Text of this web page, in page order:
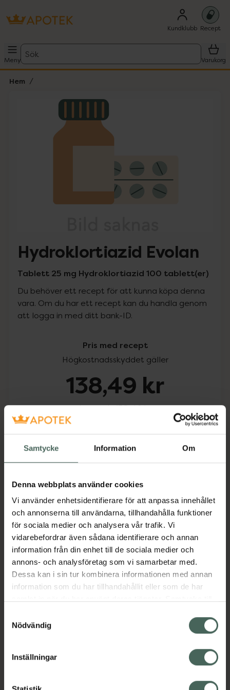
Samtycke Information Om
Denna webbplats använder cookies
Vi använder enhetsidentifierare för att anpassa innehållet
och annonserna till användarna, tillhandahålla funktioner
för sociala medier och analysera vår trafik. Vi
vidarebefordrar även sådana identifierare och annan
information från din enhet till de sociala medier och
annons- och analysföretag som vi samarbetar med.
Dessa kan i sin tur kombinera informationen med annan
information som du har tillhandahållit eller som de har
återkalla ditt samtycke via webbplatsens
cookieinställningar. Ett återkallat samtycke påverkar inte
lagligheten av behandling som skett innan återkallelsen.
Nödvändig
Inställningar
Kundklubb Recept
Meny
Sök
Varukorg
Hem
Lista: . Innehåller 1 objekt.
Hydroklortiazid Evolan
Tablett 25 mg Hydroklortiazid 100 tablett(er)
Du behöver ett recept för att kunna köpa denna
vara. Om du har ett recept kan du handla genom
att logga in med ditt bank-ID.
Pris med recept
Högkostnadsskyddet gäller
138,49 kr
I apotek:138,49 kr
Köp via ditt recept
Beskrivning Dölj
Läs alltid bipacksedeln innan
användning.
EAN:
07046260969674